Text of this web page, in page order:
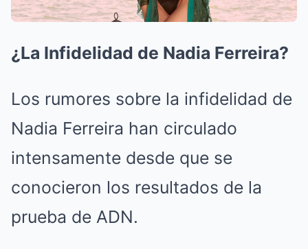
¿La Infidelidad de Nadia Ferreira?
Los rumores sobre la infidelidad de
Nadia Ferreira han circulado
intensamente desde que se
conocieron los resultados de la
prueba de ADN.